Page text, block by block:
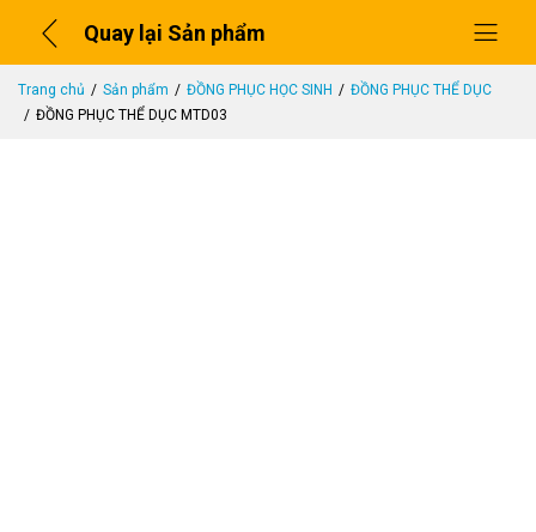
Quay lại Sản phẩm
Trang chủ Sản phẩm ĐỒNG PHỤC HỌC SINH
ĐỒNG PHỤC THỂ DỤC
ĐỒNG PHỤC THỂ DỤC MTD03